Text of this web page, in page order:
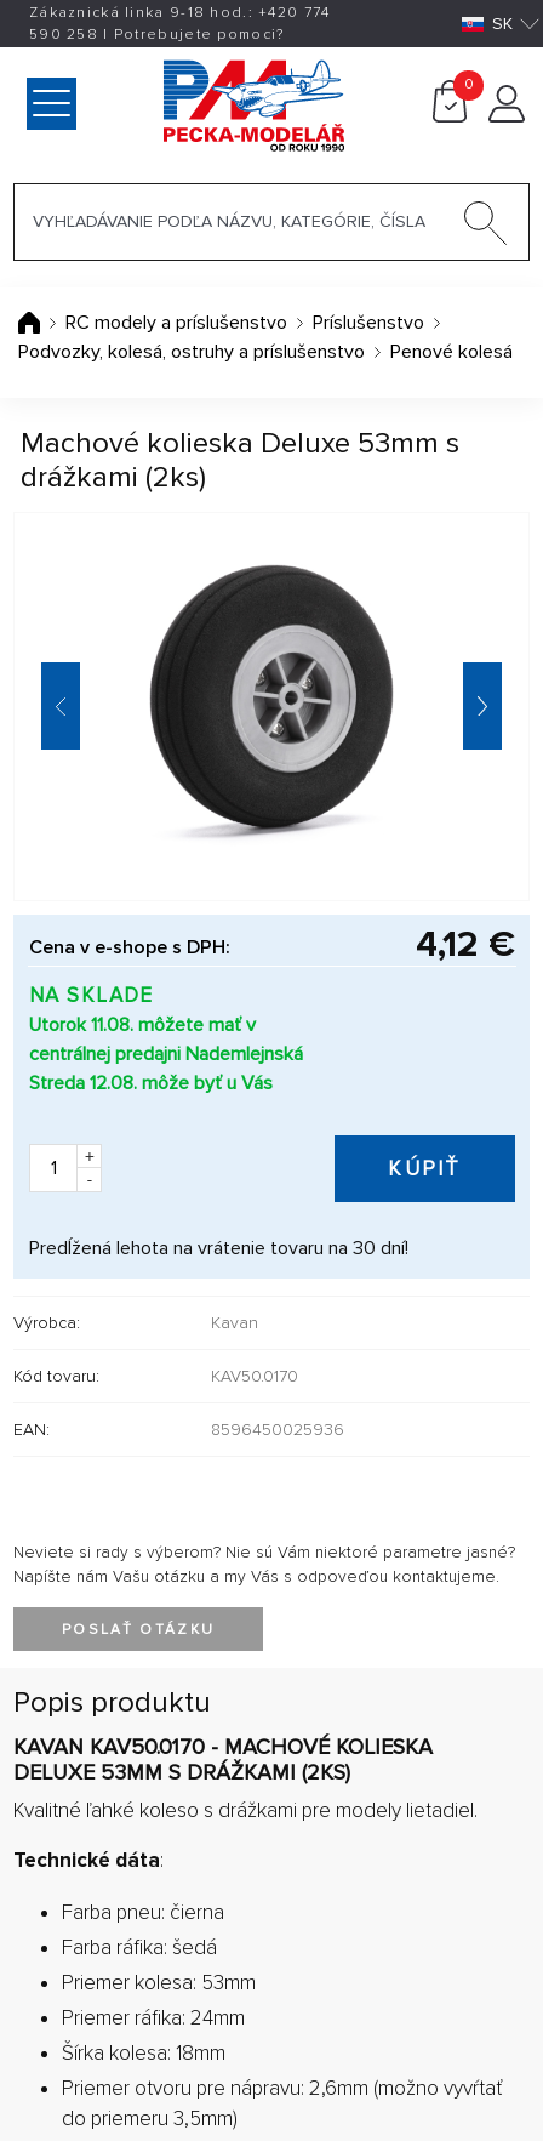
Zákaznická linka 9-18 hod.:+420 774
590 258 | Potrebujete pomoci? SK
0
RC modely a príslušenstvo
Príslušenstvo
Podvozky, kolesá, ostruhy a príslušenstvo
Penové kolesá
Machové kolieska Deluxe 53mm s
drážkami (2ks)
Cena v e-shope s DPH: 4,12 €
NA SKLADE
Utorok 11.08. môžete mať v
centrálnej predajni Nademlejnská
Streda 12.08. môže byť u Vás
+
-
KÚPIŤ
Predĺžená lehota na vrátenie tovaru na 30 dní!
Výrobca: Kavan
Kód tovaru: KAV50.0170
EAN: 8596450025936
Neviete si rady s výberom? Nie sú Vám niektoré parametre jasné?
Napíšte nám Vašu otázku a my Vás s odpoveďou kontaktujeme.
POSLAŤ OTÁZKU
Popis produktu
KAVAN KAV50.0170 - MACHOVÉ KOLIESKA
DELUXE 53MM S DRÁŽKAMI (2KS)
Kvalitné ľahké koleso s drážkami pre modely lietadiel.
Technické dáta:
Farba pneu: čierna
Farba ráfika: šedá
Priemer kolesa: 53mm
Priemer ráfika: 24mm
Šírka kolesa: 18mm
Priemer otvoru pre nápravu: 2,6mm (možno vyvŕtať
do priemeru 3,5mm)